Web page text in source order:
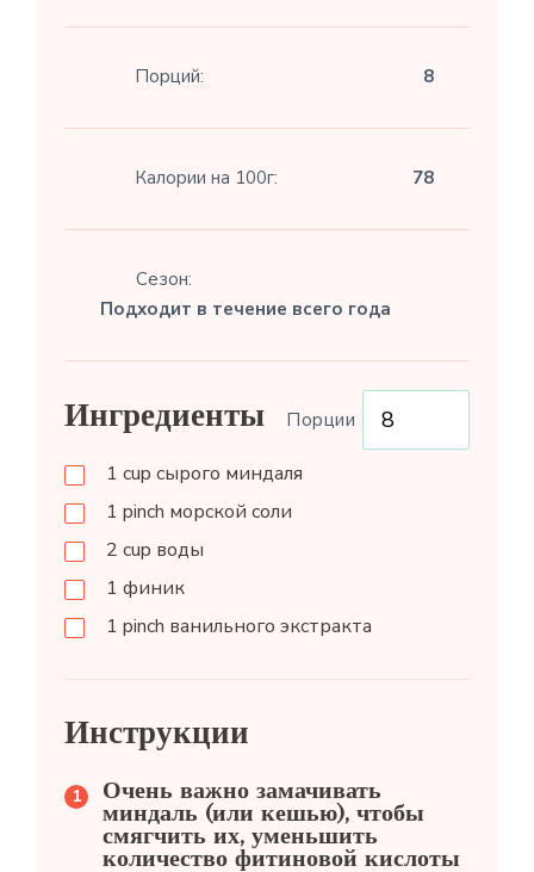
Порций: 8
Калории на 100г: 78
Сезон:
Подходит в течение всего года
Ингредиенты Порции
1 cup сырого миндаля
1 pinch морской соли
2 cup воды
1 финик
1 pinch ванильного экстракта
Инструкции
Очень важно замачивать
миндаль (или кешью), чтобы
смягчить их, уменьшить
количество фитиновой кислоты